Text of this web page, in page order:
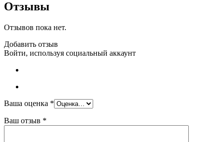
Отзывы
Отзывов пока нет.
Добавить отзыв
Войти, используя социальный аккаунт
Ваша оценка *
Ваш отзыв *